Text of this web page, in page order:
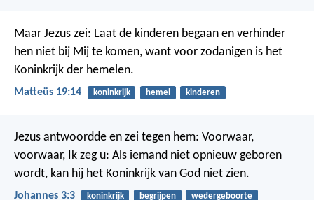
Maar Jezus zei: Laat de kinderen begaan en verhinder
hen niet bij Mij te komen, want voor zodanigen is het
Koninkrijk der hemelen.
Matteüs 19:14 koninkrijk hemel kinderen
Jezus antwoordde en zei tegen hem: Voorwaar,
voorwaar, Ik zeg u: Als iemand niet opnieuw geboren
wordt, kan hij het Koninkrijk van God niet zien.
Johannes 3:3 koninkrijk begrijpen wedergeboorte